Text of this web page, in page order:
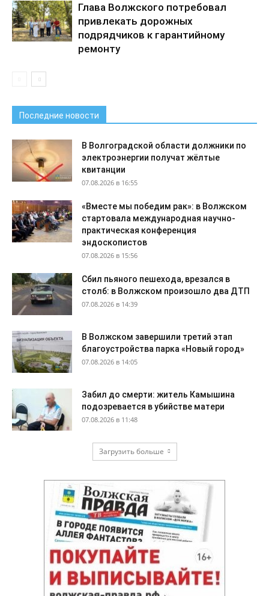
Глава Волжского потребовал
привлекать дорожных
подрядчиков к гарантийному
ремонту
Последние новости
В Волгоградской области должники по
электроэнергии получат жёлтые
квитанции
07.08.2026 в 16:55
«Вместе мы победим рак»: в Волжском
стартовала международная научно-
практическая конференция
эндоскопистов
07.08.2026 в 15:56
Сбил пьяного пешехода, врезался в
столб: в Волжском произошло два ДТП
07.08.2026 в 14:39
В Волжском завершили третий этап
благоустройства парка «Новый город»
07.08.2026 в 14:05
Забил до смерти: житель Камышина
подозревается в убийстве матери
07.08.2026 в 11:48
Загрузить больше